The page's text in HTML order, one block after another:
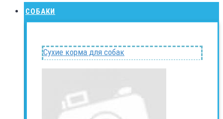
СОБАКИ
Сухие корма для собак